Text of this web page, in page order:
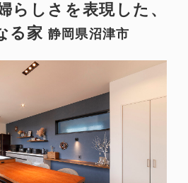
らしさを表現した、
る家静岡県沼津市